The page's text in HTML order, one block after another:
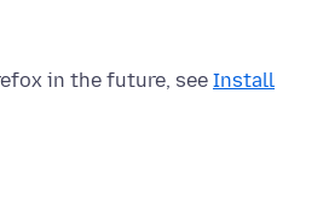
in the future, see Install